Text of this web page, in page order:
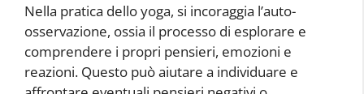
Nella pratica dello yoga, si incoraggia l’auto-
osservazione, ossia il processo di esplorare e
comprendere i propri pensieri, emozioni e
reazioni. Questo può aiutare a individuare e